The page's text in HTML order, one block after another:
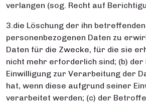
verlangen (sog. Recht auf
3.die Löschung der ihn betreffenden
personenbezogenen Daten zu
Daten für die Zwecke, für die sie
nicht mehr erforderlich sind; (b)
Einwilligung zur Verarbeitung der
hat, wenn diese aufgrund seiner
verarbeitet werden; (c) der